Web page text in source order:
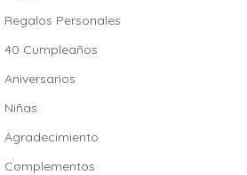
Regalos Personales
40 Cumpleaños
Aniversarios
Niñas
Agradecimiento
Complementos